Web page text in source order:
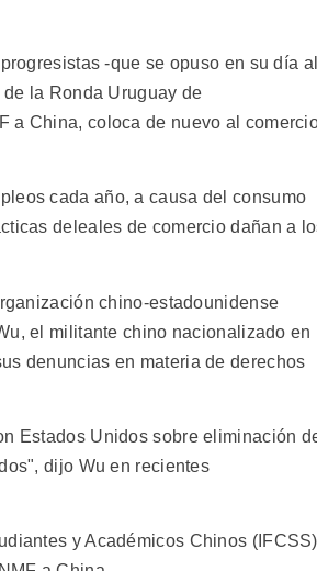
-que se opuso en su día
la Ronda Uruguay de
a China, coloca de nuevo al
cada año, a causa del consumo
deleales de comercio dañan a
chino-estadounidense
el militante chino nacionalizado en
denuncias en materia de derechos
Estados Unidos sobre eliminación
dijo Wu en recientes
y Académicos Chinos